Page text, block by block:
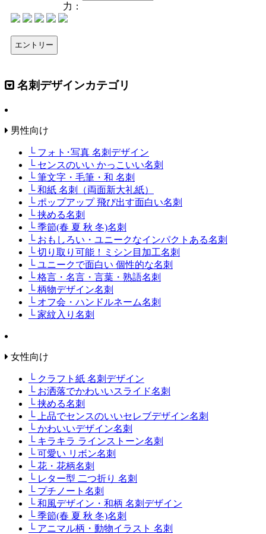
力：
名刺デザインカテゴリ
男性向け
└ フォト･写真 名刺デザイン
└ センスのいい かっこいい名刺
└ 筆文字・毛筆・和 名刺
└ 和紙 名刺（両面新大礼紙）
└ ポップアップ 飛び出す面白い名刺
└ 挟める名刺
└ 季節(春 夏 秋 冬)名刺
└ おもしろい・ユニークなインパクトある名刺
└ 切り取り可能！ミシン目加工名刺
└ ユニークで面白い 個性的な名刺
└ 格言・名言・言葉・熟語名刺
└ 柄物デザイン名刺
└ オフ会・ハンドルネーム名刺
└ 家紋入り名刺
女性向け
└ クラフト紙 名刺デザイン
└ お洒落でかわいいスライド名刺
└ 挟める名刺
└ 上品でセンスのいいセレブデザイン名刺
└ かわいいデザイン名刺
└ キラキラ ラインストーン名刺
└ 可愛い リボン名刺
└ 花・花柄名刺
└ レター型 二つ折り 名刺
└ プチノート名刺
└ 和風デザイン・和柄 名刺デザイン
└ 季節(春 夏 秋 冬)名刺
└ アニマル柄・動物イラスト 名刺